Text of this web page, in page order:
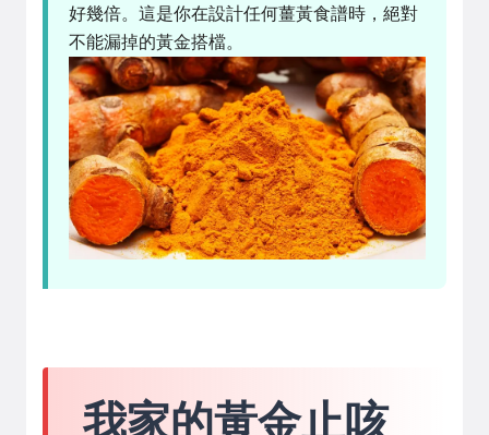
好幾倍。這是你在設計任何薑黃食譜時，絕對
不能漏掉的黃金搭檔。
我家的黃金止咳